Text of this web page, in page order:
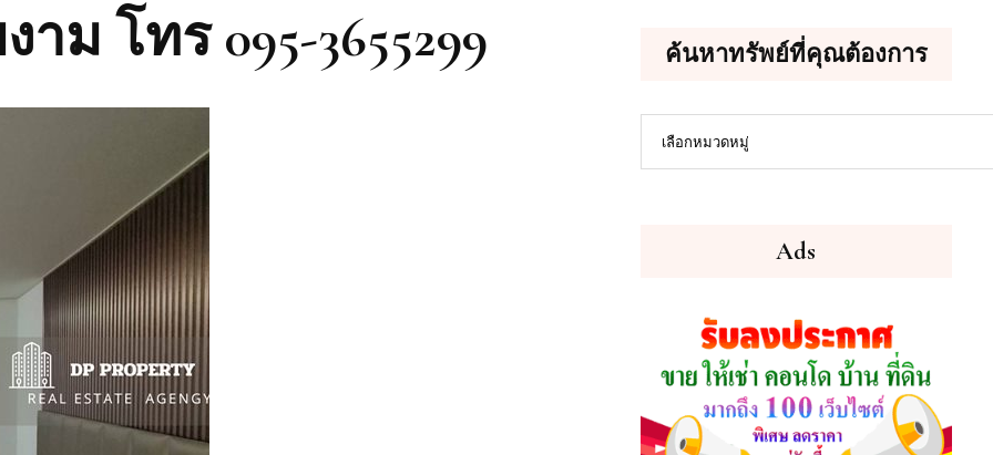
ม โทร 095-3655299
ค้นหาทรัพย์ที่คุณต้องการ
เลือกหมวดหมู่
Ads